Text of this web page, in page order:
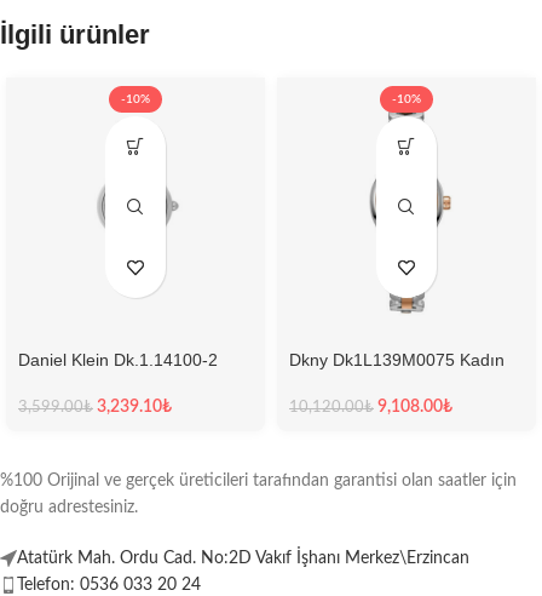
İlgili ürünler
-10%
Daniel Klein Dk.1.14100-2
3,599.00₺ 3,239.10₺
-10%
Dkny Dk1L139M0075 Kadın
10,120.00₺ 9,108.00₺
%100 Orijinal ve gerçek üreticileri tarafından garantisi olan saatler için
doğru adrestesiniz.
Atatürk Mah. Ordu Cad. No:2D Vakıf İşhanı Merkez\Erzincan
Telefon: 0536 033 20 24